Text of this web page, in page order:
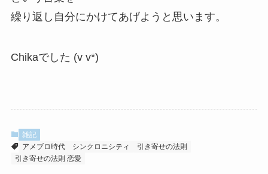
繰り返し自分にかけてあげようと思います。
Chikaでした (v v*)
雑記
アメブロ時代
シンクロニシティ
引き寄せの法則
引き寄せの法則 恋愛